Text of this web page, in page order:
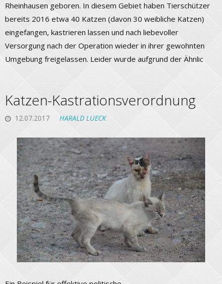
Rheinhausen geboren. In diesem Gebiet haben Tierschützer
bereits 2016 etwa 40 Katzen (davon 30 weibliche Katzen)
eingefangen, kastrieren lassen und nach liebevoller
Versorgung nach der Operation wieder in ihrer gewohnten
Umgebung freigelassen. Leider wurde aufgrund der Ähnlic
Katzen-Kastrationsverordnung
12.07.2017 HARALD LUECK